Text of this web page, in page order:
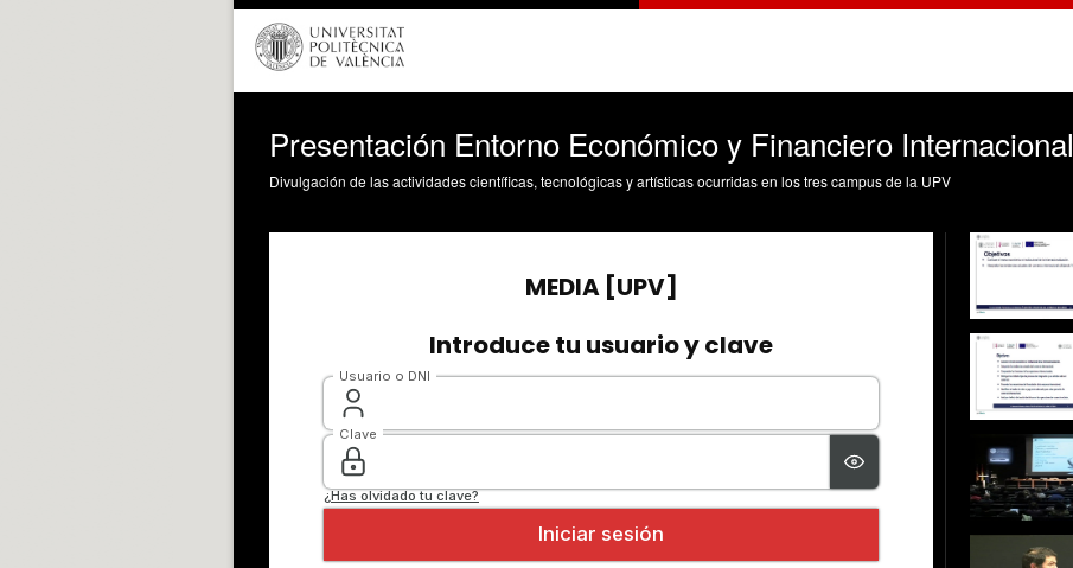
Presentación Entorno Económico y Financiero Internacional
Divulgación de las actividades científicas, tecnológicas y artísticas ocurridas en los tres campus de la UPV